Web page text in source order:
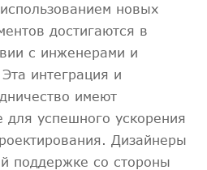
новых
достигаются в
с инженерами и
интеграция и
имеют
успешного ускорения
Дизайнеры
поддержке со стороны